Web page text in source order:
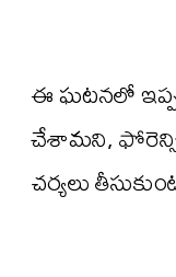
ఈ ఘటనలో
చేశామని,
చర్యలు